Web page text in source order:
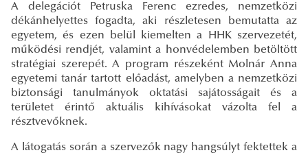
A delegációt Petruska Ferenc ezredes, nemzetközi
dékánhelyettes fogadta, aki részletesen bemutatta az
egyetem, és ezen belül kiemelten a HHK szervezetét,
működési rendjét, valamint a honvédelemben betöltött
stratégiai szerepét. A program részeként Molnár Anna
egyetemi tanár tartott előadást, amelyben a nemzetközi
biztonsági tanulmányok oktatási sajátosságait és a
területet érintő aktuális kihívásokat vázolta fel a
résztvevőknek.
A látogatás során a szervezők nagy hangsúlyt fektettek a